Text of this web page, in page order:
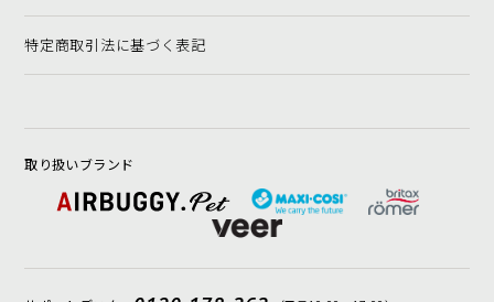
特定商取引法に基づく表記
取り扱いブランド